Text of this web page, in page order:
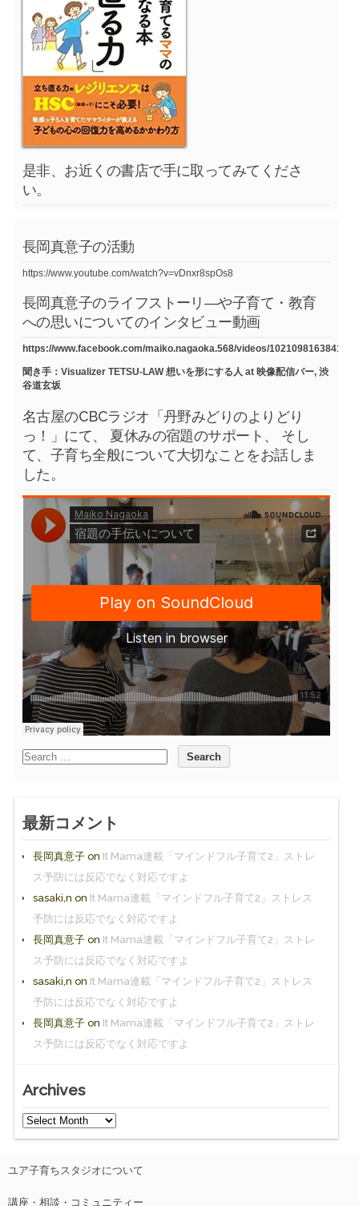
是非、お近くの書店で手に取ってみてくださ
い。
長岡真意子の活動
https://www.youtube.com/watch?v=vDnxr8spOs8
長岡真意子のライフストーリ―や子育て・教育
への思いについてのインタビュー動画
https://www.facebook.com/maiko.nagaoka.568/videos/
聞き手：Visualizer TETSU-LAW 想いを形にする人 at 映像配信バー, 渋
谷道玄坂
名古屋のCBCラジオ「丹野みどりのよりどり
っ！」にて、 夏休みの宿題のサポート、 そし
て、子育ち全般について大切なことをお話しま
した。
最新コメント
長岡真意子on It Mama連載「マインドフル子育て2」ストレ
ス予防には反応でなく対応ですよ
sasaki,n on It Mama連載「マインドフル子育て2」ストレス
予防には反応でなく対応ですよ
長岡真意子on It Mama連載「マインドフル子育て2」ストレ
ス予防には反応でなく対応ですよ
sasaki,n on It Mama連載「マインドフル子育て2」ストレス
予防には反応でなく対応ですよ
長岡真意子on It Mama連載「マインドフル子育て2」ストレ
ス予防には反応でなく対応ですよ
Archives
ユア子育ちスタジオについて
講座・相談・コミュニティー